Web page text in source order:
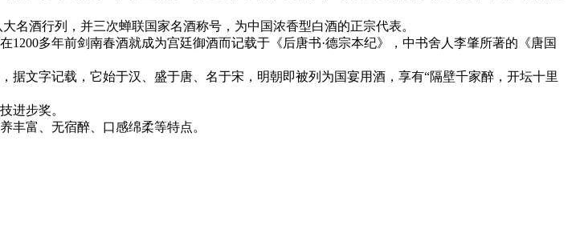
酒行列，并三次蝉联国家名酒称号，为中国浓香型白酒的正宗代表。
多年前剑南春酒就成为宫廷御酒而记载于《后唐书·德宗本纪》，中书舍人李肇所著的《唐国
文字记载，它始于汉、盛于唐、名于宋，明朝即被列为国宴用酒，享有“隔壁千家醉，开坛十里
进步奖。
富、无宿醉、口感绵柔等特点。